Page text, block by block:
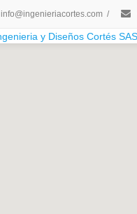
info@ingenieriacortes.com /